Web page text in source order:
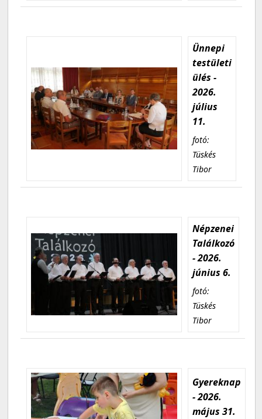
Ünnepi
testületi
ülés -
2026.
július
11.
fotó:
Tüskés
Tibor
Népzenei
Találkozó
- 2026.
június 6.
fotó:
Tüskés
Tibor
Gyereknap
- 2026.
május 31.